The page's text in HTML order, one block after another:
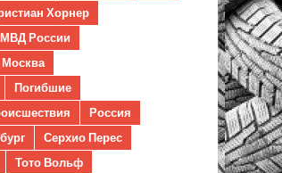
Хорнер
МВД России
Москва
Погибшие
Россия
Серхио Перес
Тото Вольф